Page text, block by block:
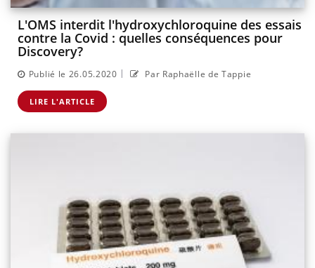
L'OMS interdit l'hydroxychloroquine des essais
contre la Covid : quelles conséquences pour
Discovery?
Publié le 26.05.2020 | Par Raphaëlle de Tappie
LIRE L'ARTICLE